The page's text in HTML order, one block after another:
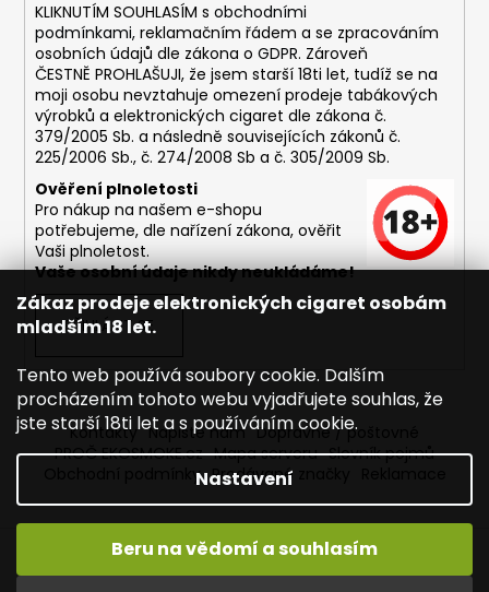
Zákaz prodeje elektronických cigaret osobám
mladším 18 let.
Tento web používá soubory cookie. Dalším
procházením tohoto webu vyjadřujete souhlas, že
jste starší 18ti let a s používáním cookie.
Nastavení
Beru na vědomí a souhlasím
KLIKNUTÍM SOUHLASÍM s obchodními
podmínkami, reklamačním řádem a se zpracováním
osobních údajů dle zákona o GDPR. Zároveň
ČESTNĚ PROHLAŠUJI, že jsem starší 18ti let, tudíž se na
moji osobu nevztahuje omezení prodeje tabákových
výrobků a elektronických cigaret dle zákona č.
379/2005 Sb. a následně souvisejících zákonů č.
225/2006 Sb., č. 274/2008 Sb a č. 305/2009 Sb.
Ověření plnoletosti
Pro nákup na našem e-shopu
potřebujeme, dle nařízení zákona, ověřit
Vaši plnoletost.
Vaše osobní údaje nikdy neukládáme!
PŘIHLÁSIT SE
Kontakty Napište nám Dopravné / poštovné
PROČ EKOSMOKE.cz Mapa serveru Slovník pojmů
Obchodní podmínky Prodávané značky
Vytvořil Shoptet
Copyright 2026EKOSMOKE - Specialista na e-cigarety.